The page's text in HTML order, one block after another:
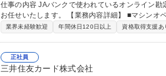
仕事の内容 JAバンクで使われているオンライン
お任せいたします。 【業務内容詳細】 ■マシンオペレーション、監視、インシデント対応 ■システム開発に伴う運
用受け入れ推進 ■改善活動、各種報告書作成 【業
業界未経験歓迎 年間休日120日以上 資格取得支援あ
正社員
三井住友カード株式会社